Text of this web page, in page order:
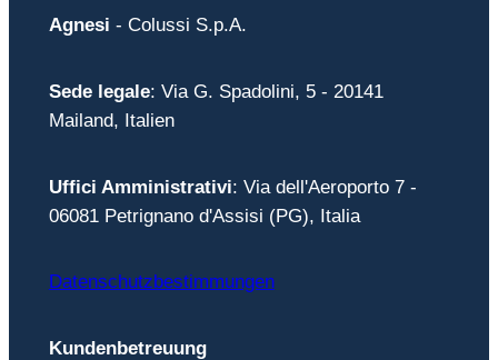
Agnesi - Colussi S.p.A.
Sede legale: Via G. Spadolini, 5 - 20141
Mailand, Italien
Uffici Amministrativi: Via dell'Aeroporto 7 -
06081 Petrignano d'Assisi (PG), Italia
Datenschutzbestimmungen
Kundenbetreuung